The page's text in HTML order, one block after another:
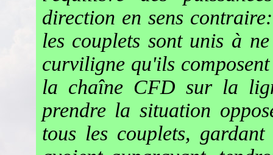
direction en sens
les couplets sont unis à
curviligne qu'ils
la chaîne CFD sur la
prendre la situation
tous les couplets,